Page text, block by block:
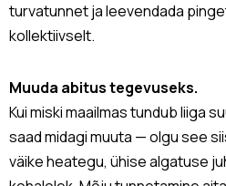
turvatunnet ja leevendada
kollektiivselt.
Muuda abitus tegevuseks.
Kui miski maailmas tundub liiga
saad midagi muuta — olgu see
väike heategu, ühise algatuse